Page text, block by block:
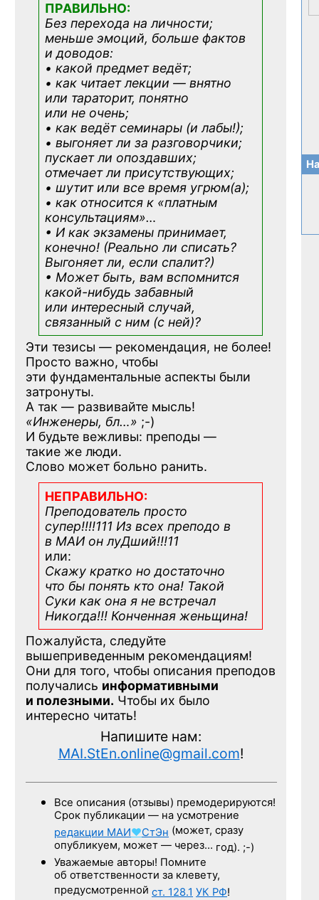
ПРАВИЛЬНО:
Без перехода на личности;
меньше эмоций, больше фактов
и доводов:
• какой предмет ведёт;
• как читает лекции — внятно
или тараторит, понятно
или не очень;
• как ведёт семинары (и лабы!);
• выгоняет ли за разговорчики;
пускает ли опоздавших;
отмечает ли присутствующих;
• шутит или все время угрюм(а);
• как относится к «платным
консультациям»…
• И как экзамены принимает,
конечно! (Реально ли списать?
Выгоняет ли, если спалит?)
• Может быть, вам вспомнится
какой-нибудь забавный
или интересный случай,
связанный с ним (с ней)?
Эти тезисы — рекомендация, не более!
Просто важно, чтобы
эти фундаментальные аспекты были
затронуты.
А так — развивайте мысль!
«Инженеры, бл…» ;-)
И будьте вежливы: преподы —
такие же люди.
Слово может больно ранить.
НЕПРАВИЛЬНО:
Преподователь просто
супер!!!!111 Из всех преподо в
в МАИ он луДший!!!11
или:
Скажу кратко но достаточно
что бы понять кто она! Такой
Суки как она я не встречал
Никогда!!! Конченная женьщина!
Пожалуйста, следуйте
вышеприведенным рекомендациям!
Они для того, чтобы описания преподов
получались информативными
и полезными. Чтобы их было
интересно читать!
Напишите нам:
MAI.StEn.online@gmail.com!
Все описания (отзывы) премодерируются!
Срок публикации — на усмотрение
редакции МАИ♥СтЭн (может, сразу
опубликуем, может — через… год). ;-)
Уважаемые авторы! Помните
об ответственности за клевету,
предусмотренной ст. 128.1 УК РФ!